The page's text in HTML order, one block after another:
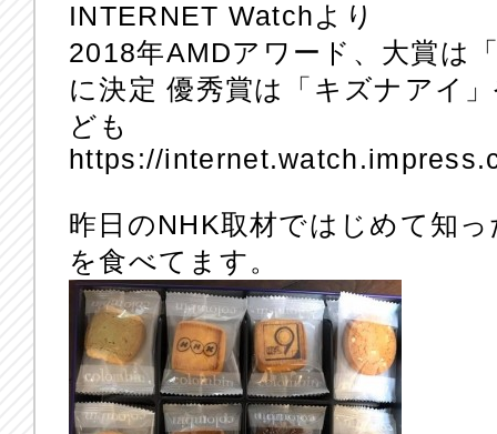
INTERNET Watchより
2018年AMDアワード、大賞は
に決定 優秀賞は「キズナアイ
ども
https://
昨日のNHK取材ではじめて知
を食べてます。